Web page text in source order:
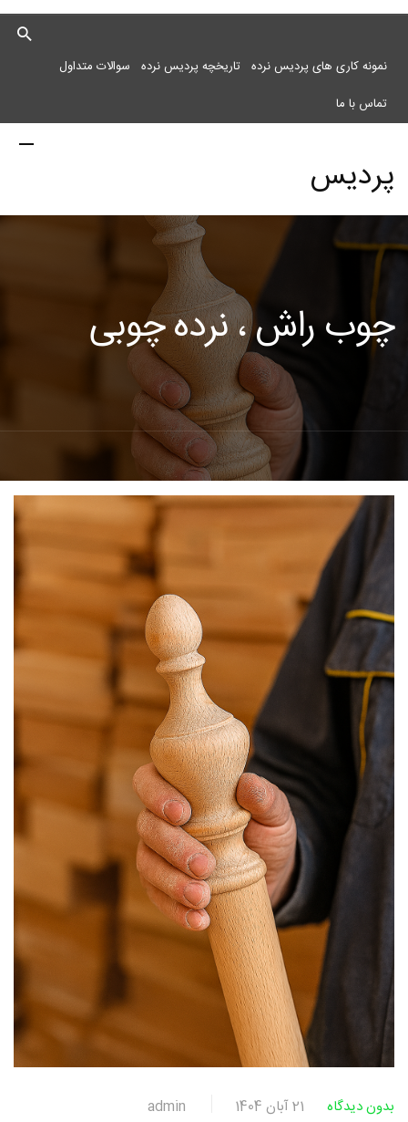
نمونه کاری های پردیس نرده تاریخچه پردیس نرده سوالات متداول
تماس با ما
پردیس
نرده
مرکز
تخصصی
نصب
نرده
های
چوبی
منبت
سی ان
چوب راش ، نرده چوبی
21 آبان 1404 admin بدون دیدگاه